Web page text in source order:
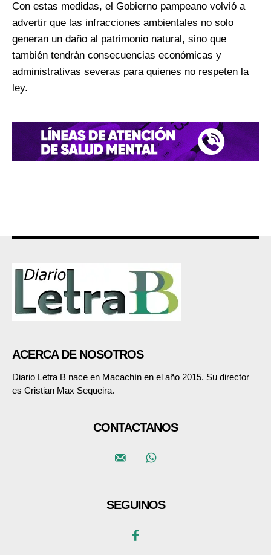
Con estas medidas, el Gobierno pampeano volvió a
advertir que las infracciones ambientales no solo
generan un daño al patrimonio natural, sino que
también tendrán consecuencias económicas y
administrativas severas para quienes no respeten la
ley.
ACERCA DE NOSOTROS
Diario Letra B nace en Macachín en el año 2015. Su director
es Cristian Max Sequeira.
CONTACTANOS
SEGUINOS